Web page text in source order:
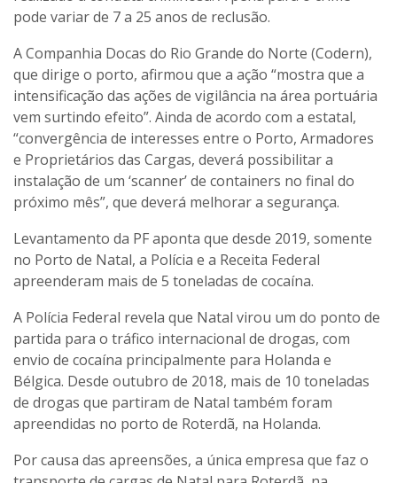
pode variar de 7 a 25 anos de reclusão.
A Companhia Docas do Rio Grande do Norte (Codern),
que dirige o porto, afirmou que a ação “mostra que a
intensificação das ações de vigilância na área portuária
vem surtindo efeito”. Ainda de acordo com a estatal,
“convergência de interesses entre o Porto, Armadores
e Proprietários das Cargas, deverá possibilitar a
instalação de um ‘scanner’ de containers no final do
próximo mês”, que deverá melhorar a segurança.
Levantamento da PF aponta que desde 2019, somente
no Porto de Natal, a Polícia e a Receita Federal
apreenderam mais de 5 toneladas de cocaína.
A Polícia Federal revela que Natal virou um do ponto de
partida para o tráfico internacional de drogas, com
envio de cocaína principalmente para Holanda e
Bélgica. Desde outubro de 2018, mais de 10 toneladas
de drogas que partiram de Natal também foram
apreendidas no porto de Roterdã, na Holanda.
Por causa das apreensões, a única empresa que faz o